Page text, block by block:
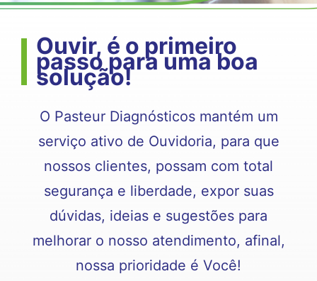
Ouvir, é o primeiro
passo para uma boa
solução!
O Pasteur Diagnósticos mantém um
serviço ativo de Ouvidoria, para que
nossos clientes, possam com total
segurança e liberdade, expor suas
dúvidas, ideias e sugestões para
melhorar o nosso atendimento, afinal,
nossa prioridade é Você!